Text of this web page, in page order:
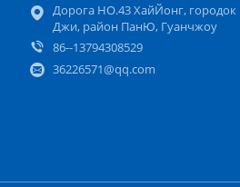
Дорога НО.43 ХайЙонг,
Джи, район ПанЮ, Гуанчжоу
86--13794308529
36226571@qq.com